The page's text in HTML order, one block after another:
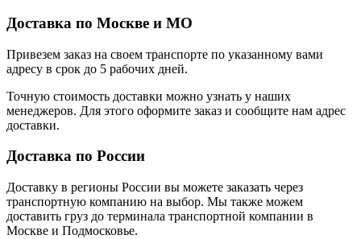
Доставка по Москве и МО
Привезем заказ на своем транспорте по указанному вами
адресу в срок до 5 рабочих дней.
Точную стоимость доставки можно узнать у наших
менеджеров. Для этого оформите заказ и сообщите нам адрес
доставки.
Доставка по России
Доставку в регионы России вы можете заказать через
транспортную компанию на выбор. Мы также можем
доставить груз до терминала транспортной компании в
Москве и Подмосковье.